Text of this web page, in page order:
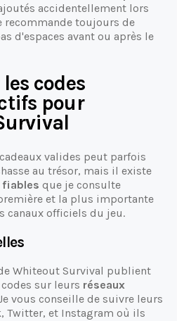
accidentellement lors
recommande toujours de
d'espaces avant ou après le
codes
pour
valides peut parfois
au trésor, mais il existe
fiables que je consulte
et la plus importante
canaux officiels du jeu.
Whiteout Survival publient
sur leurs réseaux
vous conseille de suivre leurs
Twitter, et Instagram où ils